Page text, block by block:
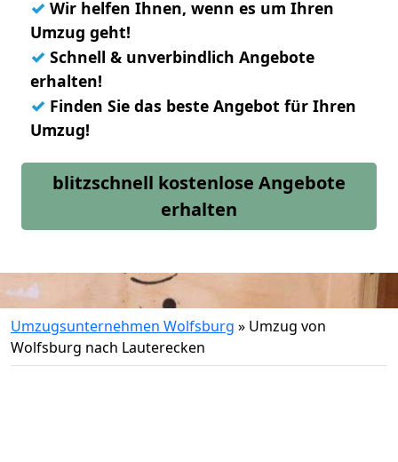
✓ Wir helfen Ihnen, wenn es um Ihren
Umzug geht!
✓ Schnell & unverbindlich Angebote
erhalten!
✓ Finden Sie das beste Angebot für Ihren
Umzug!
blitzschnell kostenlose Angebote
erhalten
Umzugsunternehmen Wolfsburg » Umzug von
Wolfsburg nach Lauterecken